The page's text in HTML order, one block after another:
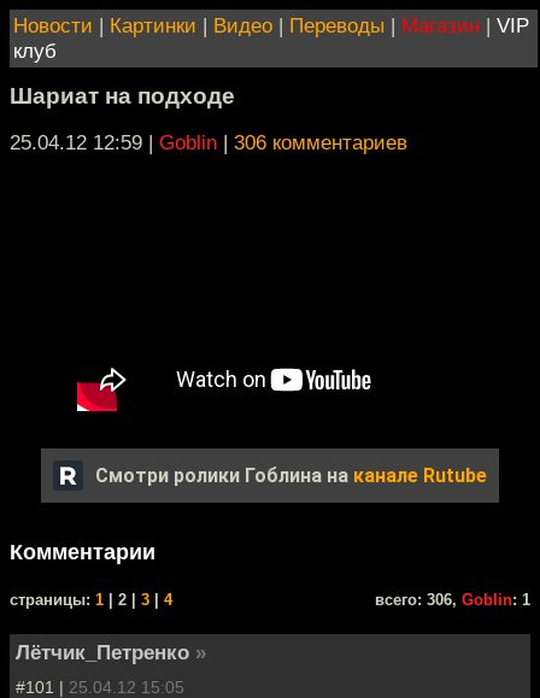
Новости | Картинки | Видео | Переводы | Магазин | VIP
клуб
Шариат на подходе
25.04.12 12:59 | Goblin | 306 комментариев
Смотри ролики Гоблина на канале Rutube
Комментарии
cтраницы: 1 | 2 | 3 4 всего: 306, Goblin: 1
Лётчик_Петренко »
#101 | 25.04.12 15:05